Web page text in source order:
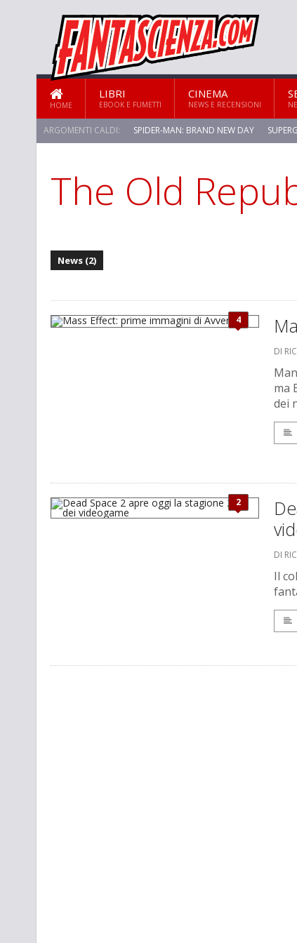
HOME
LIBRI
EBOOK E FUMETTI
CINEMA
NEWS E RECENSIONI
ARGOMENTI CALDI: SPIDER-MAN: BRAND NEW DAY
STAR TREK: STRANGE NEW WORLDS
The Old
News (2)
4
DI
ma
dei
2
DI
Il